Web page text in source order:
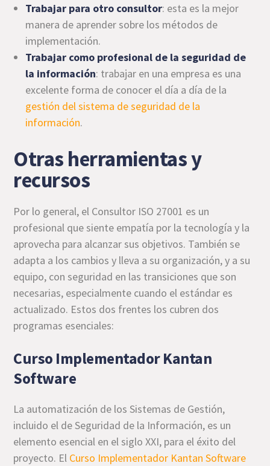
Trabajar para otro consultor: esta es la mejor
manera de aprender sobre los métodos de
implementación.
Trabajar como profesional de la seguridad de
la información: trabajar en una empresa es una
excelente forma de conocer el día a día de la
gestión del sistema de seguridad de la
información.
Otras herramientas y
recursos
Por lo general, el Consultor ISO 27001 es un
profesional que siente empatía por la tecnología y la
aprovecha para alcanzar sus objetivos. También se
adapta a los cambios y lleva a su organización, y a su
equipo, con seguridad en las transiciones que son
necesarias, especialmente cuando el estándar es
actualizado. Estos dos frentes los cubren dos
programas esenciales:
Curso Implementador Kantan
Software
La automatización de los Sistemas de Gestión,
incluido el de Seguridad de la Información, es un
elemento esencial en el siglo XXI, para el éxito del
proyecto. El Curso Implementador Kantan Software